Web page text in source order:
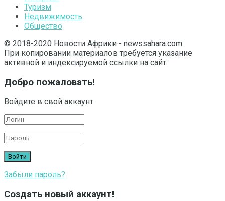
Туризм
Недвижимость
Общество
© 2018-2020 Новости Африки - newssahara.com.
При копировании материалов требуется указание
активной и индексируемой ссылки на сайт.
Добро пожаловать!
Войдите в свой аккаунт
Забыли пароль?
Создать новый аккаунт!